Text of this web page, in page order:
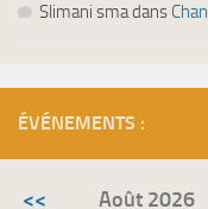
Slimani smadans
ÉVÉNEMENTS :
<< Août 2026